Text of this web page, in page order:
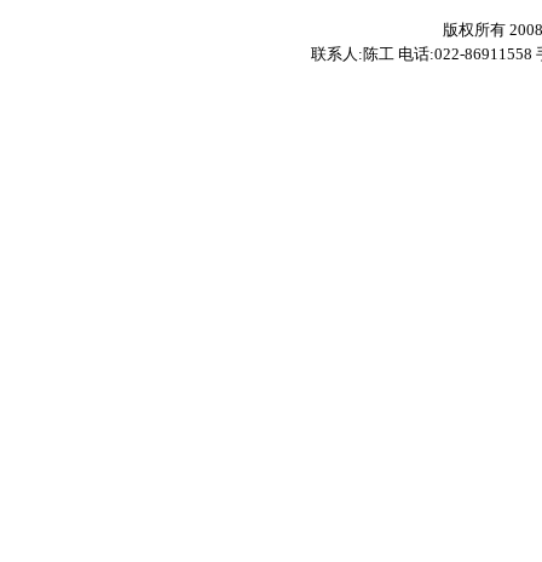
版权所有
联系人:陈工 电话:022-86911558